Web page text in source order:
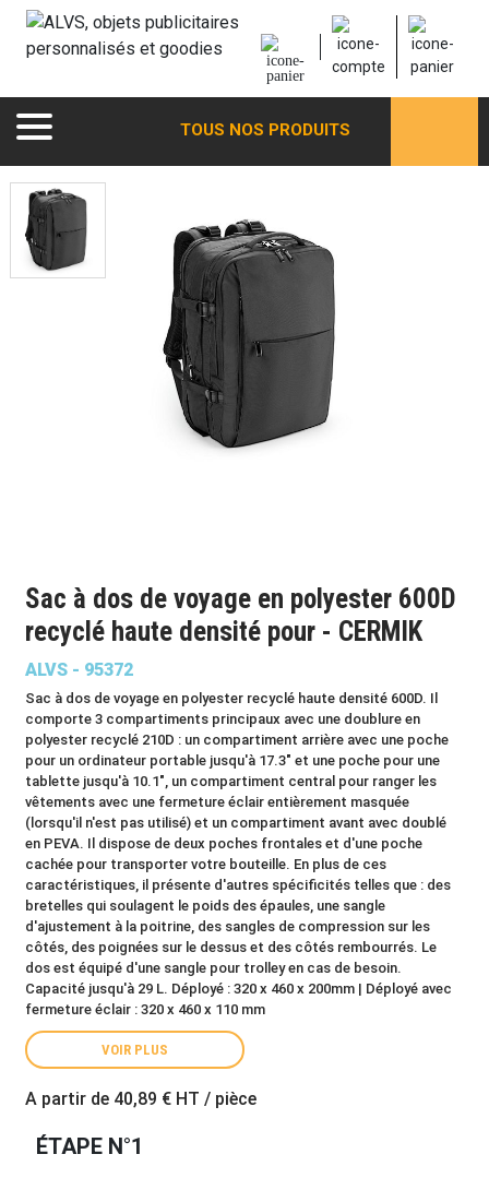
TOUS NOS PRODUITS
Sac à dos de voyage en polyester 600D
recyclé haute densité pour - CERMIK
ALVS - 95372
Sac à dos de voyage en polyester recyclé haute densité 600D. Il
comporte 3 compartiments principaux avec une doublure en
polyester recyclé 210D : un compartiment arrière avec une poche
pour un ordinateur portable jusqu'à 17.3" et une poche pour une
tablette jusqu'à 10.1", un compartiment central pour ranger les
vêtements avec une fermeture éclair entièrement masquée
(lorsqu'il n'est pas utilisé) et un compartiment avant avec doublé
en PEVA. Il dispose de deux poches frontales et d'une poche
cachée pour transporter votre bouteille. En plus de ces
caractéristiques, il présente d'autres spécificités telles que : des
bretelles qui soulagent le poids des épaules, une sangle
d'ajustement à la poitrine, des sangles de compression sur les
côtés, des poignées sur le dessus et des côtés rembourrés. Le
dos est équipé d'une sangle pour trolley en cas de besoin.
Capacité jusqu'à 29 L. Déployé : 320 x 460 x 200mm | Déployé avec
fermeture éclair : 320 x 460 x 110 mm
VOIR PLUS
A partir de 40,89 € HT / pièce
ÉTAPE N°1